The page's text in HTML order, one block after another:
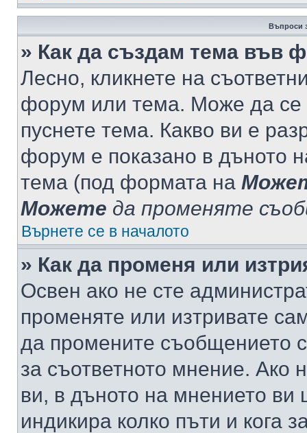
Въпроси
» Как да създам тема във
Лесно, кликнете на
форум или тема. Може да се
пуснете тема. Какво ви е
форум е показано в дъното
тема (под формата на
Можете да променяте
Върнете се в началото
» Как да променя или
Освен ако не сте
променяте или изтривате
да промените съобщението
за съответното мнение. Ако
ви, в дъното на мнението ви
индикира колко пъти и кога